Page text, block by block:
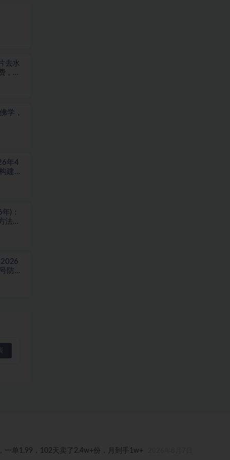
去水
，浏
学，
年4
建盈
)：
法，
防封
一单1.99，102天卖了2.4w+份，月到手1w+